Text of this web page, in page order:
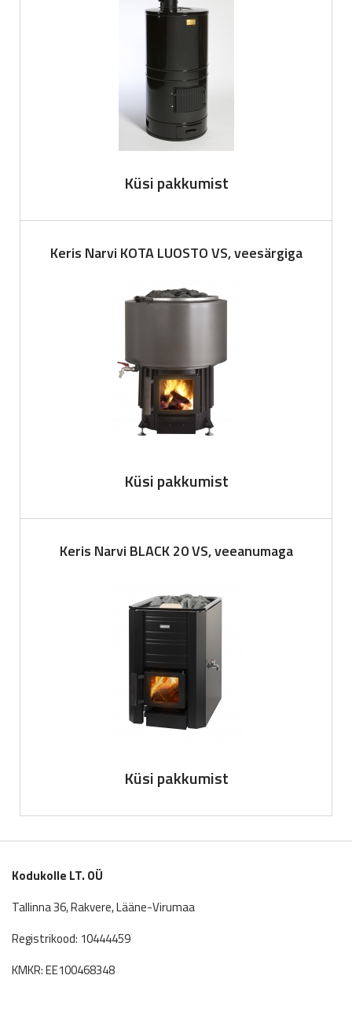
Küsi pakkumist
Keris Narvi KOTA LUOSTO VS, veesärgiga
Küsi pakkumist
Keris Narvi BLACK 20 VS, veeanumaga
Küsi pakkumist
Kodukolle LT. OÜ
Tallinna 36, Rakvere, Lääne-Virumaa
Registrikood: 10444459
KMKR: EE100468348